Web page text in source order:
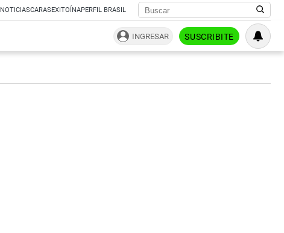
NOTICIASCARASEXITOÍNAPERFIL BRASIL
INGRESAR SUSCRIBITE